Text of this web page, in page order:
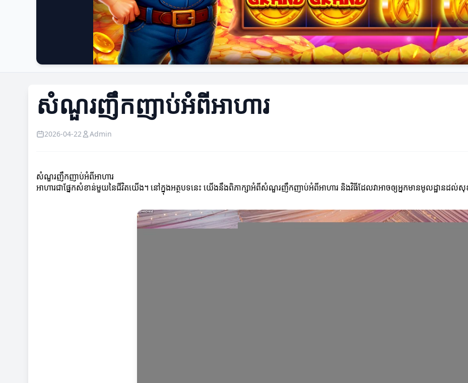
សំណួរញឹកញាប់អំពីអាហារ
2026-04-22 Admin
សំណួរញឹកញាប់អំពីអាហារ
អាហារជាផ្នែកសំខាន់មួយនៃជីវិតយើង។ នៅក្នុងអត្ថបទនេះ យើងនឹងពិភាក្សាអំពីសំណួរញឹកញាប់អំពីអាហារ និងវិធីដែលវាអាចឲ្យអ្នកមានមូលដ្ឋានដល់សុ